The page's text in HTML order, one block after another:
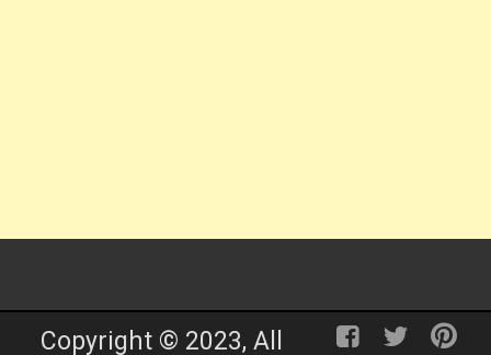
Copyright © 2023, All